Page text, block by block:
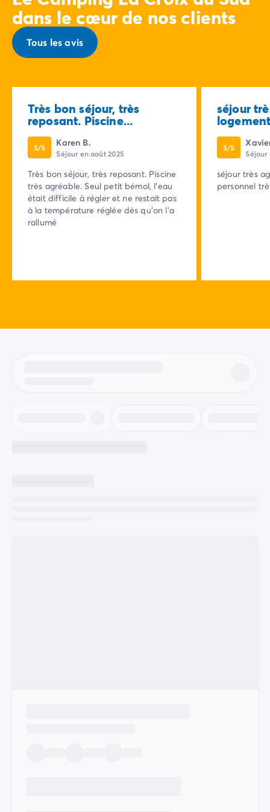
dans le cœur de nos clients
Tous les avis
Très bon séjour, très
reposant. Piscine...
5/5 Karen B.
Séjour en août 2025
Très bon séjour, très reposant. Piscine
très agréable. Seul petit bémol, l'eau
était difficile à régler et ne restait pas
à la température réglée dès qu'on l'a
rallumé
séjour
5/5
Séjour
séjour très
personnel